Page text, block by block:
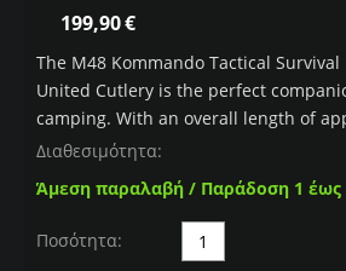
199,90€
The M48 Kommando Tactical
United Cutlery is the perfect
camping. With an overall length of
Διαθεσιμότητα:
Άμεση παραλαβή / Παράδοση 1 έως
Ποσότητα: